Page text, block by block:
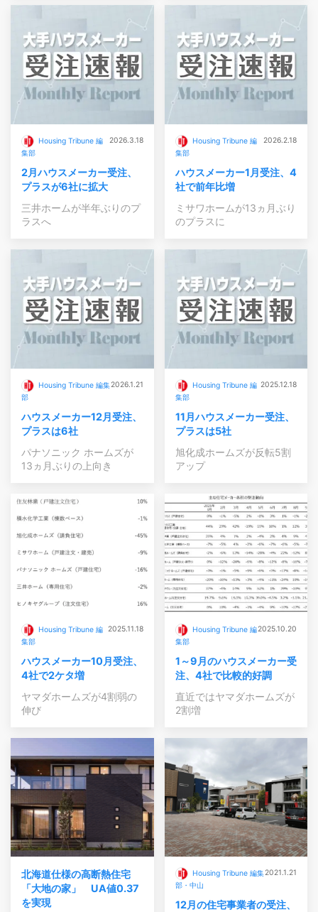
Housing Tribune 編
集部
2026.3.18
2月ハウスメーカー受注、
プラスが6社に拡大
三井ホームが半年ぶりのプ
ラスへ
Housing Tribune 編
集部
2026.2.18
ハウスメーカー1月受注、4
社で前年比増
ミサワホームが13ヵ月ぶり
のプラスに
Housing Tribune 編集
部
2026.1.21
ハウスメーカー12月受注、
プラスは6社
パナソニック ホームズが
13ヵ月ぶりの上向き
Housing Tribune 編
集部
2025.12.18
11月ハウスメーカー受注、
プラスは5社
旭化成ホームズが反転5割
アップ
Housing Tribune 編
集部
2025.11.18
ハウスメーカー10月受注、
4社で2ケタ増
ヤマダホームズが4割弱の
伸び
Housing Tribune 編
集部
2025.10.20
1～9月のハウスメーカー受
注、4社で比較的好調
直近ではヤマダホームズが
2割増
北海道仕様の高断熱住宅
「大地の家」 UA値0.37
を実現
Housing Tribune 編集
部・中山
2021.1.21
12月の住宅事業者の受注、